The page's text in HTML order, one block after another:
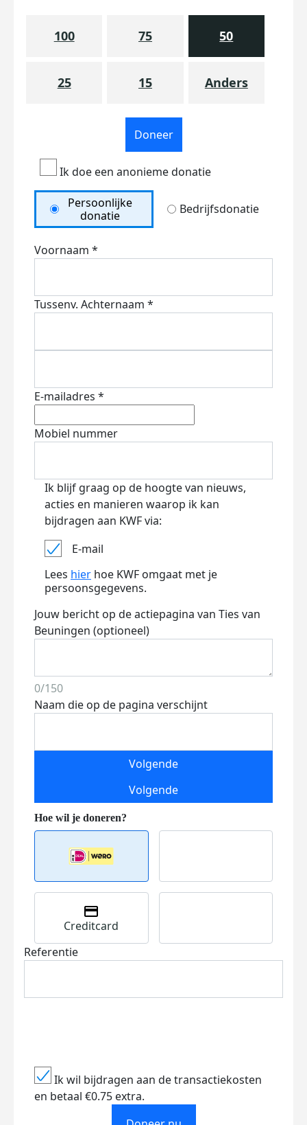
100 75 50
25 15 Anders
Doneer
Ik doe een anonieme donatie
Persoonlijke
donatie
Bedrijfsdonatie
Voornaam *
Tussenv. Achternaam *
E-mailadres *
Mobiel nummer
Ik blijf graag op de hoogte van nieuws,
acties en manieren waarop ik kan
bijdragen aan KWF via:
E-mail
Lees hier hoe KWF omgaat met je
persoonsgegevens.
Jouw bericht op de actiepagina van Ties van
Beuningen (optioneel)
0/150
Naam die op de pagina verschijnt
Volgende
Volgende
Creditcard
Referentie
Ik wil bijdragen aan de transactiekosten
en betaal €0.75 extra.